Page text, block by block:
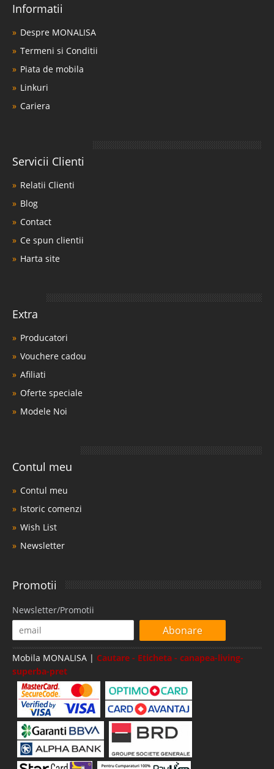
Informatii
Despre MONALISA
Termeni si Conditii
Piata de mobila
Linkuri
Cariera
Servicii Clienti
Relatii Clienti
Blog
Contact
Ce spun clientii
Harta site
Extra
Producatori
Vouchere cadou
Afiliati
Oferte speciale
Modele Noi
Contul meu
Contul meu
Istoric comenzi
Wish List
Newsletter
Promotii
Newsletter/Promotii
Abonare
Mobila MONALISA | Cautare - Eticheta - canapea-living-
superba-pret